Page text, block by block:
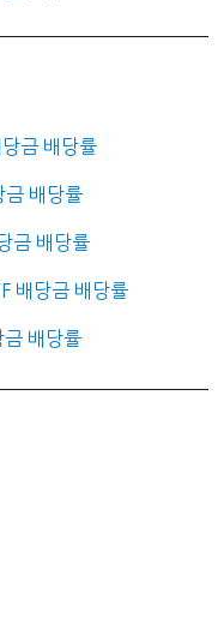
금 배당률
금 배당률
금 배당률
배당금 배당률
배당률